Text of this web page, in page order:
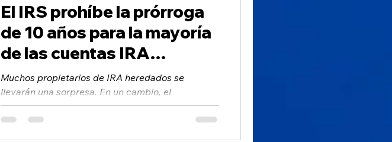
El IRS prohíbe la prórroga
de 10 años para la mayoría
de las cuentas IRA
heredadas
Muchos propietarios de IRA heredados se
llevarán una sorpresa. En un cambio, el
Departamento del Tesoro restableció las
distribuciones...